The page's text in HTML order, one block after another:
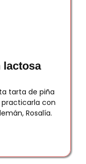
lactosa
tarta de piña
practicarla con
Rosalía.